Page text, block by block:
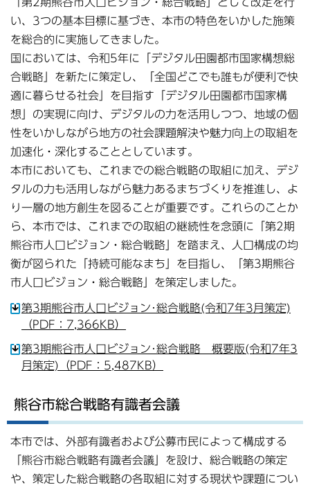
い、3つの基本目標に基づき、本市の特色をいかした施策
を総合的に実施してきました。
国においては、令和5年に「デジタル田園都市国家構想総
合戦略」を新たに策定し、「全国どこでも誰もが便利で快
適に暮らせる社会」を目指す「デジタル田園都市国家構
想」の実現に向け、デジタルの力を活用しつつ、地域の個
性をいかしながら地方の社会課題解決や魅力向上の取組を
加速化・深化することとしています。
本市においても、これまでの総合戦略の取組に加え、デジ
タルの力も活用しながら魅力あるまちづくりを推進し、よ
り一層の地方創生を図ることが重要です。これらのことか
ら、本市では、これまでの取組の継続性を念頭に「第2期
熊谷市人口ビジョン・総合戦略」を踏まえ、人口構成の均
衡が図られた「持続可能なまち」を目指し、「第3期熊谷
市人口ビジョン・総合戦略」を策定しました。
第3期熊谷市人口ビジョン･総合戦略(令和7年3月策定)
（PDF：7,366KB）
第3期熊谷市人口ビジョン･総合戦略 概要版(令和7年3
月策定)（PDF：5,487KB）
熊谷市総合戦略有識者会議
本市では、外部有識者および公募市民によって構成する
「熊谷市総合戦略有識者会議」を設け、総合戦略の策定
や、策定した総合戦略の各取組に対する現状や課題につい